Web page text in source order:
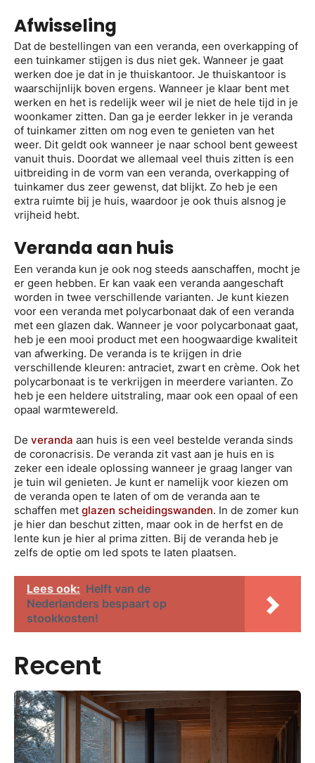
Afwisseling
Dat de bestellingen van een veranda, een overkapping of
een tuinkamer stijgen is dus niet gek. Wanneer je gaat
werken doe je dat in je thuiskantoor. Je thuiskantoor is
waarschijnlijk boven ergens. Wanneer je klaar bent met
werken en het is redelijk weer wil je niet de hele tijd in je
woonkamer zitten. Dan ga je eerder lekker in je veranda
of tuinkamer zitten om nog even te genieten van het
weer. Dit geldt ook wanneer je naar school bent geweest
vanuit thuis. Doordat we allemaal veel thuis zitten is een
uitbreiding in de vorm van een veranda, overkapping of
tuinkamer dus zeer gewenst, dat blijkt. Zo heb je een
extra ruimte bij je huis, waardoor je ook thuis alsnog je
vrijheid hebt.
Veranda aan huis
Een veranda kun je ook nog steeds aanschaffen, mocht je
er geen hebben. Er kan vaak een veranda aangeschaft
worden in twee verschillende varianten. Je kunt kiezen
voor een veranda met polycarbonaat dak of een veranda
met een glazen dak. Wanneer je voor polycarbonaat gaat,
heb je een mooi product met een hoogwaardige kwaliteit
van afwerking. De veranda is te krijgen in drie
verschillende kleuren: antraciet, zwart en crème. Ook het
polycarbonaat is te verkrijgen in meerdere varianten. Zo
heb je een heldere uitstraling, maar ook een opaal of een
opaal warmtewereld.
De veranda aan huis is een veel bestelde veranda sinds
de coronacrisis. De veranda zit vast aan je huis en is
zeker een ideale oplossing wanneer je graag langer van
je tuin wil genieten. Je kunt er namelijk voor kiezen om
de veranda open te laten of om de veranda aan te
schaffen met glazen scheidingswanden. In de zomer kun
je hier dan beschut zitten, maar ook in de herfst en de
lente kun je hier al prima zitten. Bij de veranda heb je
zelfs de optie om led spots te laten plaatsen.
Lees ook: Helft van de
Nederlanders bespaart op
stookkosten!
Recent